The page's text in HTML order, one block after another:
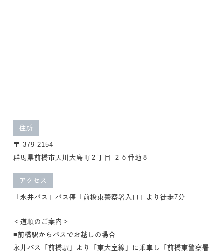
住所
〒 379-2154
群馬県前橋市天川大島町２丁目 ２６番地８
アクセス
「永井バス」バス停「前橋東警察署入口」より徒歩7分
＜道順のご案内＞
■前橋駅からバスでお越しの場合
永井バス「前橋駅」より「東大室線」に乗車し「前橋東警察署